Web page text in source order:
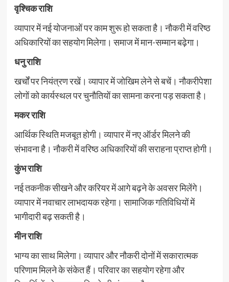
वृश्चिक राशि
व्यापार में नई योजनाओं पर काम शुरू हो सकता है। नौकरी में वरिष्ठ
अधिकारियों का सहयोग मिलेगा। समाज में मान-सम्मान बढ़ेगा।
धनु राशि
खर्चों पर नियंत्रण रखें। व्यापार में जोखिम लेने से बचें। नौकरीपेशा
लोगों को कार्यस्थल पर चुनौतियों का सामना करना पड़ सकता है।
मकर राशि
आर्थिक स्थिति मजबूत होगी। व्यापार में नए ऑर्डर मिलने की
संभावना है। नौकरी में वरिष्ठ अधिकारियों की सराहना प्राप्त होगी।
कुंभ राशि
नई तकनीक सीखने और करियर में आगे बढ़ने के अवसर मिलेंगे।
व्यापार में नवाचार लाभदायक रहेगा। सामाजिक गतिविधियों में
भागीदारी बढ़ सकती है।
मीन राशि
भाग्य का साथ मिलेगा। व्यापार और नौकरी दोनों में सकारात्मक
परिणाम मिलने के संकेत हैं। परिवार का सहयोग रहेगा और